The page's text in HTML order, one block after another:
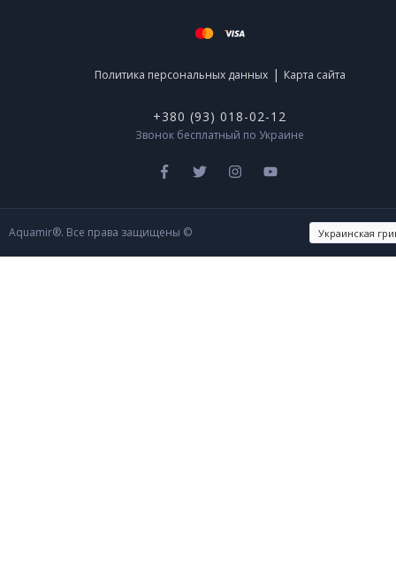
Политика персональных данных | Карта сайта
+380 (93) 018-02-12
Звонок бесплатный по Украине
Aquamir®. Все права защищены ©